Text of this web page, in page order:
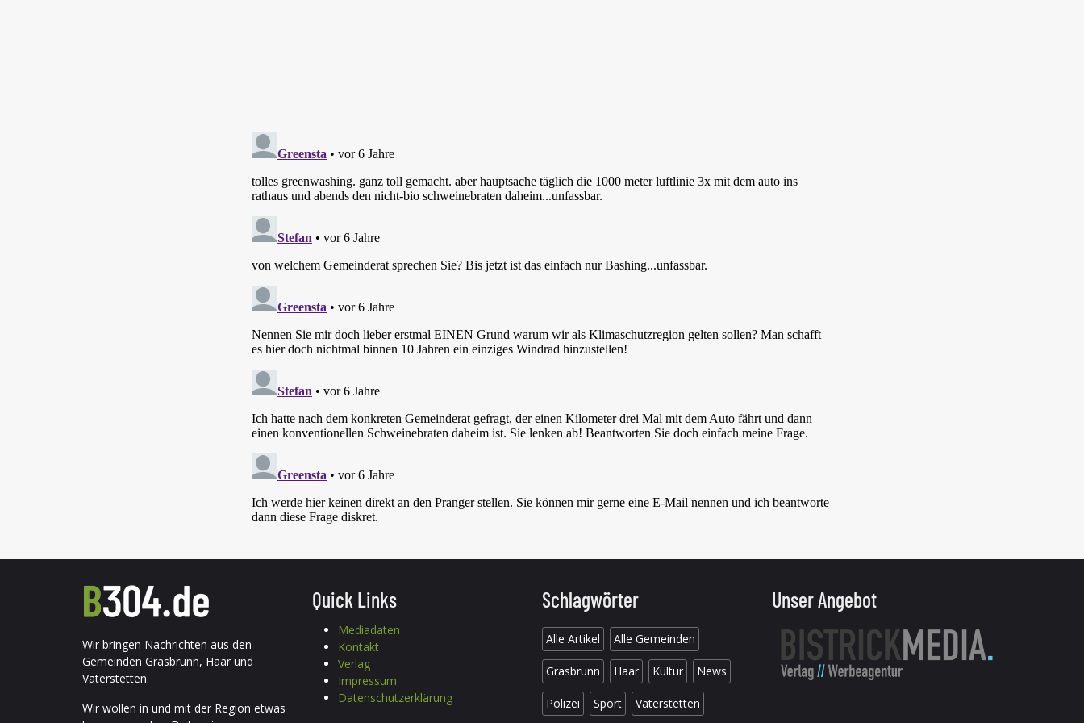
Wir bringen Nachrichten aus den
Gemeinden Grasbrunn, Haar und
Vaterstetten.
Wir wollen in und mit der Region etwas
Quick Links
Mediadaten
Kontakt
Verlag
Impressum
Datenschutzerklärung
Schlagwörter
Alle Artikel Alle Gemeinden
Grasbrunn Haar Kultur News
Polizei Sport Vaterstetten
Unser Angebot